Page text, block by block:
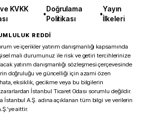
KVKK
•
Doğrulama
Politikası
•
Yayın
İlkeleri
REDDİ
ve içerikler yatırım danışmanlığı kapsamında
mali durumunuz ile risk ve getiri tercihlerinize
yatırım danışmanlığı sözleşmesi çerçevesinde
doğruluğu ve güncelliği için azami özen
eksiklik, gecikme veya bu bilgilerin
İstanbul Ticaret Odası sorumlu değildir.
İstanbul A.Ş. adına açıklanan tüm bilgi ve verilerin
aittir.